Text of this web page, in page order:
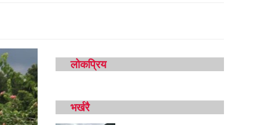
लोकप्रिय
भर्खरै